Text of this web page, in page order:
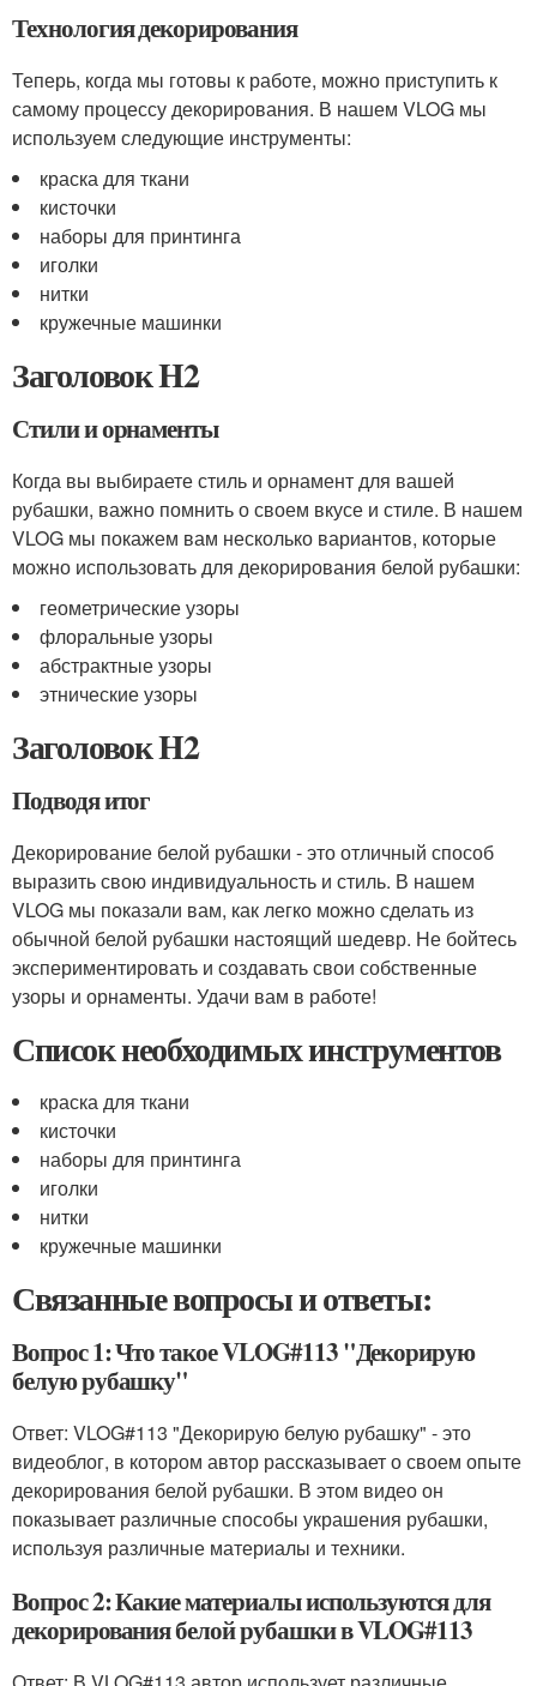
Технология декорирования
Теперь, когда мы готовы к работе, можно приступить к
самому процессу декорирования. В нашем VLOG мы
используем следующие инструменты:
краска для ткани
кисточки
наборы для принтинга
иголки
нитки
кружечные машинки
Заголовок H2
Стили и орнаменты
Когда вы выбираете стиль и орнамент для вашей
рубашки, важно помнить о своем вкусе и стиле. В нашем
VLOG мы покажем вам несколько вариантов, которые
можно использовать для декорирования белой рубашки:
геометрические узоры
флоральные узоры
абстрактные узоры
этнические узоры
Заголовок H2
Подводя итог
Декорирование белой рубашки - это отличный способ
выразить свою индивидуальность и стиль. В нашем
VLOG мы показали вам, как легко можно сделать из
обычной белой рубашки настоящий шедевр. Не бойтесь
экспериментировать и создавать свои собственные
узоры и орнаменты. Удачи вам в работе!
Список необходимых инструментов
краска для ткани
кисточки
наборы для принтинга
иголки
нитки
кружечные машинки
Связанные вопросы и ответы:
Вопрос 1: Что такое VLOG#113 "Декорирую
белую рубашку"
Ответ: VLOG#113 "Декорирую белую рубашку" - это
видеоблог, в котором автор рассказывает о своем опыте
декорирования белой рубашки. В этом видео он
показывает различные способы украшения рубашки,
используя различные материалы и техники.
Вопрос 2: Какие материалы используются для
декорирования белой рубашки в VLOG#113